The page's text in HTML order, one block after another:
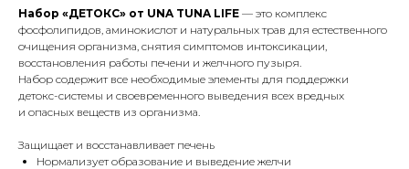
Набор «ДЕТОКС» от UNA TUNA LIFE — это комплекс
фосфолипидов, аминокислот и натуральных трав для естественного
очищения организма, снятия симптомов интоксикации,
восстановления работы печени и желчного пузыря.
Набор содержит все необходимые элементы для поддержки
детокс-системы и своевременного выведения всех вредных
и опасных веществ из организма.
Защищает и восстанавливает печень
Нормализует образование и выведение желчи